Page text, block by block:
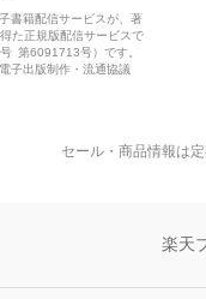
書籍配信サービスが、著
た正規版配信サービスで
第6091713号）です。
子出版制作・流通協議
セール・商品情報は
楽天